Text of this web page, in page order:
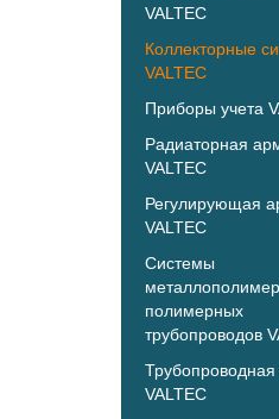
VALTEC
Коллекторные
VALTEC
Приборы учета
Радиаторная
VALTEC
Регулирующая
VALTEC
Системы
полимерных
трубопроводов
VALTEC